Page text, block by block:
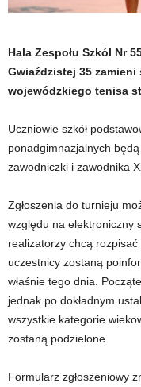
Hala Zespołu Szkól Nr
Gwiaździstej 35
wojewódzkiego tenisa
Uczniowie szkół
ponadgimnazjalnych
zawodniczki i zawodnika
Zgłoszenia do turnieju
względu na elektroniczny
realizatorzy chcą rozpisać
uczestnicy zostaną
właśnie tego dnia.
jednak po dokładnym
wszystkie kategorie
zostaną podzielone.
Formularz zgłoszeniowy